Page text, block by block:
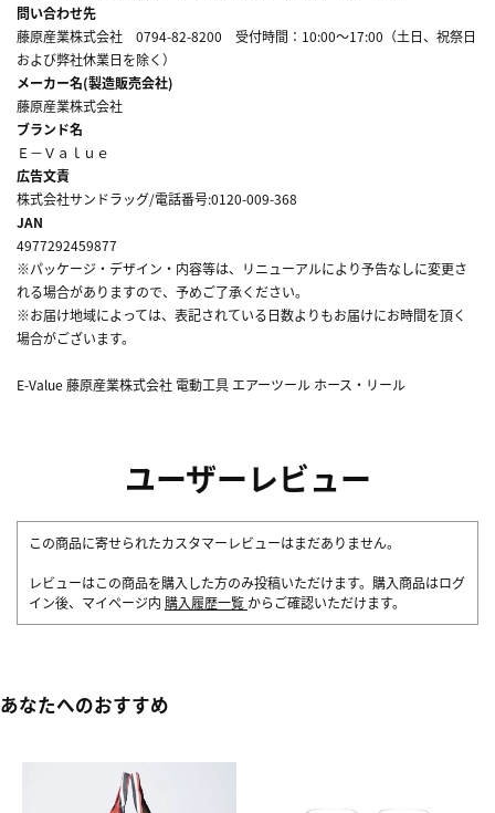
問い合わせ先
藤原産業株式会社 0794-82-8200 受付時間：10:00～17:00（土日、祝祭日
および弊社休業日を除く）
メーカー名(製造販売会社)
藤原産業株式会社
ブランド名
Ｅ－Ｖａｌｕｅ
広告文責
株式会社サンドラッグ/電話番号:0120-009-368
JAN
4977292459877
※パッケージ・デザイン・内容等は、リニューアルにより予告なしに変更さ
れる場合がありますので、予めご了承ください。
※お届け地域によっては、表記されている日数よりもお届けにお時間を頂く
場合がございます。
E-Value 藤原産業株式会社 電動工具 エアーツール ホース・リール
ユーザーレビュー
この商品に寄せられたカスタマーレビューはまだありません。
レビューはこの商品を購入した方のみ投稿いただけます。購入商品はログ
イン後、マイページ内 購入履歴一覧 からご確認いただけます。
あなたへのおすすめ